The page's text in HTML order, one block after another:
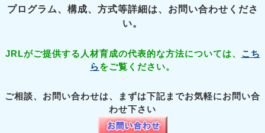
プログラム、構成、方式等詳細は、お問い合わせくださ
い。
JRLがご提供する人材育成の代表的な方法については、 こち
らをご覧ください。
ご相談、お問い合わせは、まずは下記までお気軽にお問い合
わせ下さい